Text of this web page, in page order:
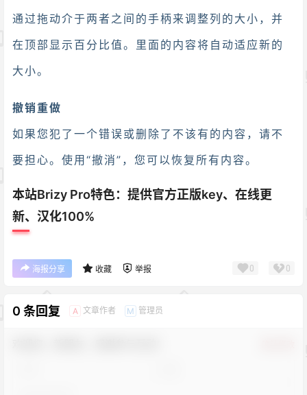
通过拖动介于两者之间的手柄来调整列的大小，并
在顶部显示百分比值。里面的内容将自动适应新的
大小。
撤销重做
如果您犯了一个错误或删除了不该有的内容，请不
要担心。使用“撤消”，您可以恢复所有内容。
本站Brizy Pro特色：提供官方正版key、在线更
新、汉化100%
海报分享 收藏 举报 0 0
0 条回复 A 文章作者 M 管理员